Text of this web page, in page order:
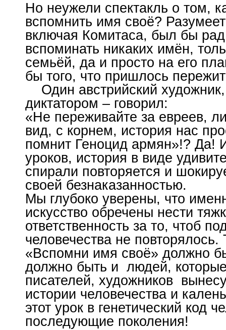
Но неужели спектакль о том,
вспомнить имя своё?
включая Комитаса, был бы рад
вспоминать никаких имён,
семьёй, да и просто на его
бы того, что пришлось
Один австрийский
диктатором – говорил:
«Не переживайте за евреев,
вид, с корнем, история нас
помнит Геноцид армян»!? Да!
уроков, история в виде
спирали повторяется и
своей безнаказанностью.
Мы глубоко уверены, что
искусство обречены нести
ответственность за то, чтоб
человечества не повторялось.
«Вспомни имя своё» должно
должно быть и людей,
писателей, художников
истории человечества и
этот урок в генетический код
последующие поколения!